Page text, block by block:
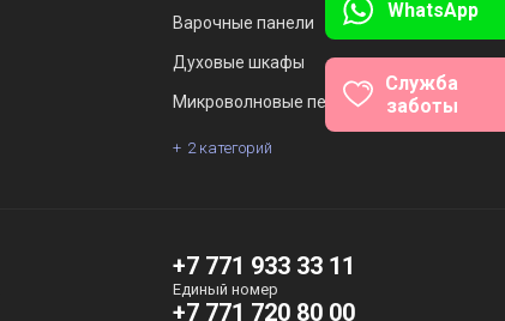
Варочные панели
Духовые шкафы
Микроволновые печи
2 категорий
+7 771 933 33 11
Единый номер
+7 771 720 80 00
WhatsApp
Служба
заботы